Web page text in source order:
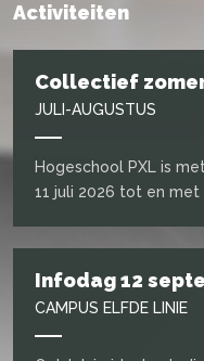
Activiteiten
Collectief
JULI-AUGUSTUS
Hogeschool PXL is
11 juli 2026 tot en met
Infodag 12
CAMPUS ELFDE LINIE